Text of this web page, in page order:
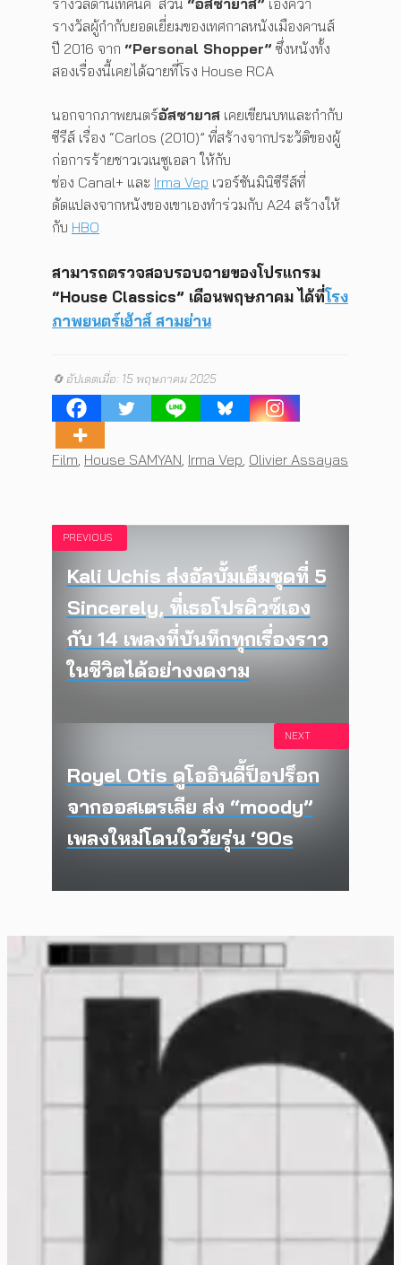
รางวัลผู้กำกับยอดเยี่ยมของเทศกาลหนังเมืองคานส์
ปี 2016 จาก “Personal Shopper” ซึ่งหนังทั้ง
สองเรื่องนี้เคยได้ฉายที่โรง House RCA
นอกจากภาพยนตร์อัสซายาส เคยเขียนบทและกำกับ
ซีรีส์ เรื่อง “Carlos (2010)” ที่สร้างจากประวัติของผู้
ก่อการร้ายชาวเวเนซูเอลา ให้กับ
ช่อง Canal+ และ Irma Vep เวอร์ชันมินิซีรีส์ที่
ดัดแปลงจากหนังของเขาเองทำร่วมกับ A24 สร้างให้
กับ HBO
สามารถตรวจสอบรอบฉายของโปรแกรม
“House Classics” เดือนพฤษภาคม ได้ที่โรง
ภาพยนตร์เฮ้าส์ สามย่าน
🔄 อัปเดตเมื่อ: 15 พฤษภาคม 2025
Tags
Film House SAMYAN Irma Vep Olivier Assayas
PREVIOUS
Kali Uchis ส่งอัลบั้มเต็มชุดที่ 5
Sincerely, ที่เธอโปรดิวซ์เอง
กับ 14 เพลงที่บันทึกทุกเรื่องราว
ในชีวิตได้อย่างงดงาม
Royel Otis ดูโออินดี้ป็อปร็อก
จากออสเตรเลีย ส่ง “moody”
เพลงใหม่โดนใจวัยรุ่น ‘90s
NEXT